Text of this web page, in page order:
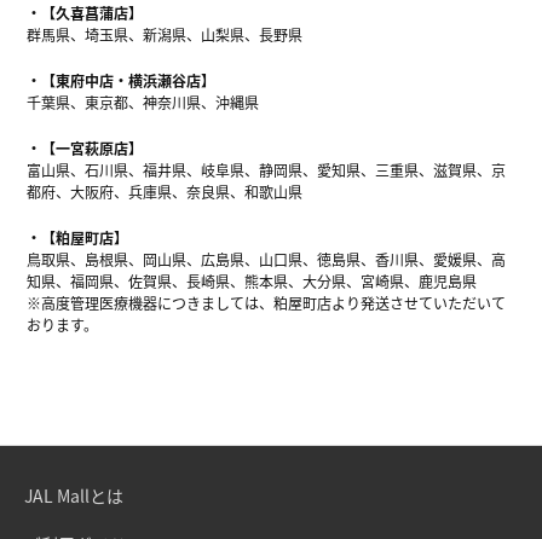
【久喜菖蒲店】
群馬県、埼玉県、新潟県、山梨県、長野県
【東府中店・横浜瀬谷店】
千葉県、東京都、神奈川県、沖縄県
【一宮萩原店】
富山県、石川県、福井県、岐阜県、静岡県、愛知県、三重県、滋賀県、京
都府、大阪府、兵庫県、奈良県、和歌山県
【粕屋町店】
鳥取県、島根県、岡山県、広島県、山口県、徳島県、香川県、愛媛県、高
知県、福岡県、佐賀県、長崎県、熊本県、大分県、宮崎県、鹿児島県
※高度管理医療機器につきましては、粕屋町店より発送させていただいて
おります。
JAL Mallとは